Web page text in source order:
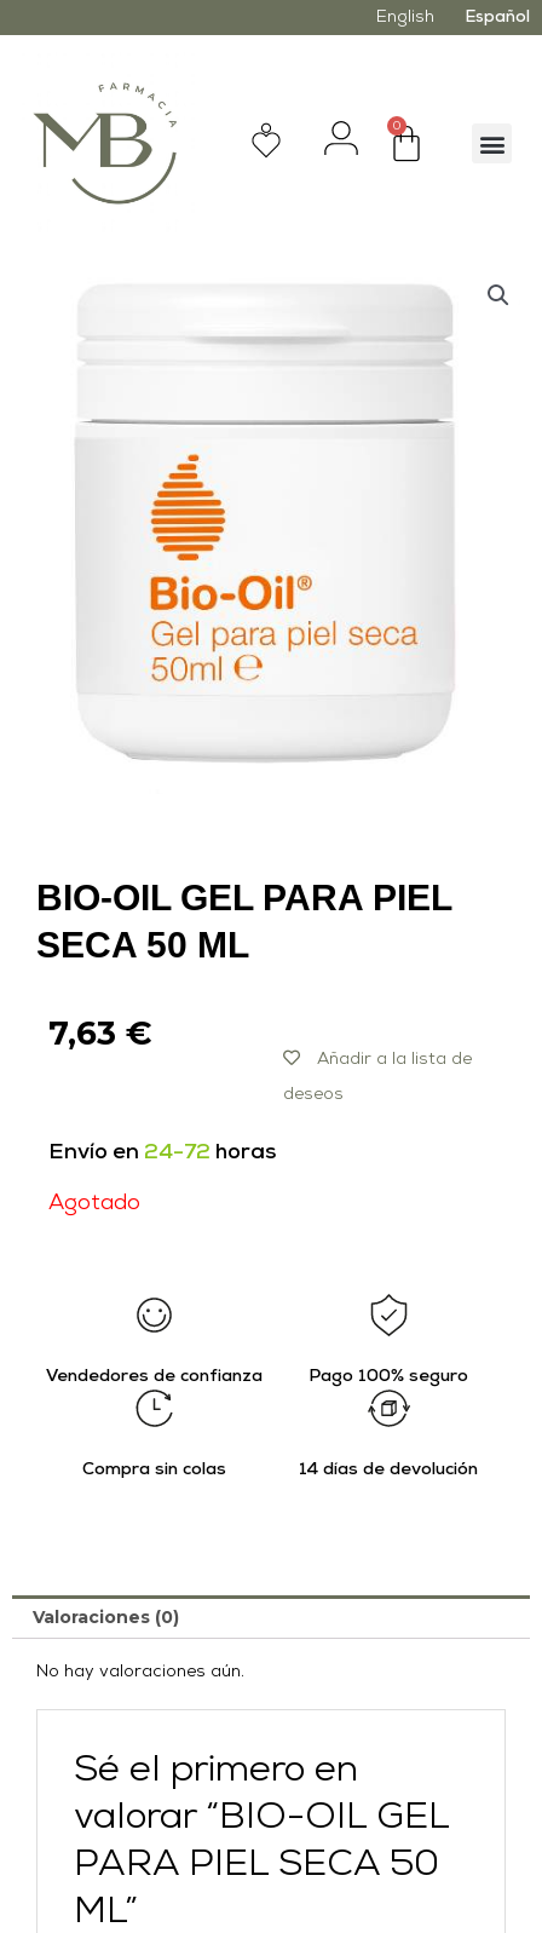
English Español
0
BIO-OIL GEL PARA PIEL
SECA 50 ML
7,63 €
Añadir a la lista de
deseos
Envío en 24-72 horas
Agotado
Vendedores de confianza Pago 100% seguro
Compra sin colas 14 días de devolución
Valoraciones (0)
No hay valoraciones aún.
Sé el primero en
valorar “BIO-OIL GEL
PARA PIEL SECA 50
ML”